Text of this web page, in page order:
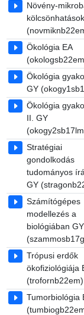
Növény-
Ökológia EA
Ökológia
GY
Ökológia
II. GY
Stratégiai
gondolkodás
tudományos
GY
Számítógépes
modellezés a
biológiában GY
Trópusi erdők
ökofiziológiája
(trofornb22em)
Tumorbiológia